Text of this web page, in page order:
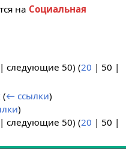
на Социальная
| следующие 50) (20 | 50 |
(← ссылки)
)
| следующие 50) (20 | 50 |